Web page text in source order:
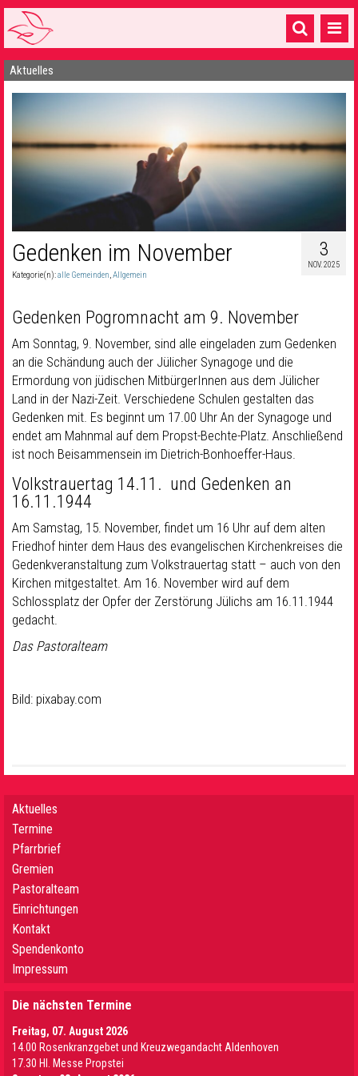
Startseite
1 Pfarrei
16 Gemeinden & mehr
Gottesdienste & Sinnsuche
Sakramente & Feste
Gemeinschaft & Soziales
Musik & Kultur
Aktuelles
3
NOV. 2025
Gedenken im November
Kategorie(n):alle Gemeinden Allgemein
Gedenken Pogromnacht am 9. November
Am Sonntag, 9. November, sind alle eingeladen zum Gedenken
an die Schändung auch der Jülicher Synagoge und die
Ermordung von jüdischen MitbürgerInnen aus dem Jülicher
Land in der Nazi-Zeit. Verschiedene Schulen gestalten das
Gedenken mit. Es beginnt um 17.00 Uhr An der Synagoge und
endet am Mahnmal auf dem Propst-Bechte-Platz. Anschließend
ist noch Beisammensein im Dietrich-Bonhoeffer-Haus.
Volkstrauertag 14.11. und Gedenken an
16.11.1944
Am Samstag, 15. November, findet um 16 Uhr auf dem alten
Friedhof hinter dem Haus des evangelischen Kirchenkreises die
Gedenkveranstaltung zum Volkstrauertag statt – auch von den
Kirchen mitgestaltet. Am 16. November wird auf dem
Schlossplatz der Opfer der Zerstörung Jülichs am 16.11.1944
gedacht.
Das Pastoralteam
Bild: pixabay.com
Aktuelles
Termine
Pfarrbrief
Gremien
Pastoralteam
Einrichtungen
Kontakt
Spendenkonto
Impressum
Die nächsten Termine
Freitag, 07. August 2026
14.00 Rosenkranzgebet und Kreuzwegandacht Aldenhoven
17.30 Hl. Messe Propstei